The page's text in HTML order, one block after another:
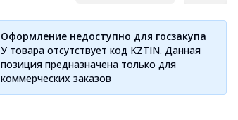
Оформление недоступно для госзакупа
У товара отсутствует код KZTIN. Данная
позиция предназначена только для
коммерческих заказов